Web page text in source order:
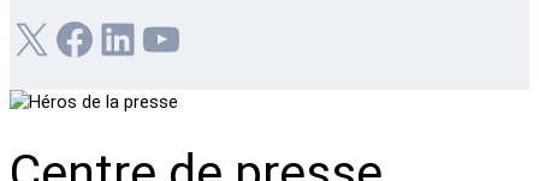
X Facebook LinkedIn YouTube